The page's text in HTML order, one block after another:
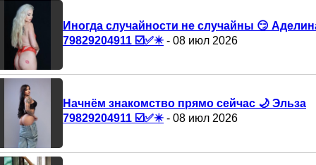
Иногда случайности не случайны 😏
79829204911 ☑️✅✴️ - 08 июл 2026
Начнём знакомство прямо сейчас 🌙 Эльза
79829204911 ☑️✅✴️ - 08 июл 2026